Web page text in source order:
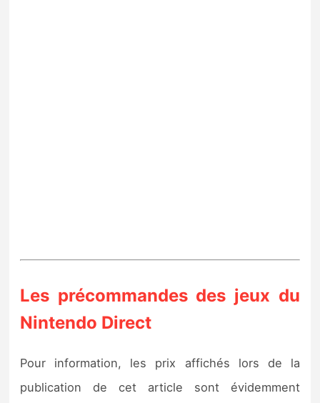
Les précommandes des jeux du
Nintendo Direct
Pour information, les prix affichés lors de la
publication de cet article sont évidemment